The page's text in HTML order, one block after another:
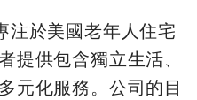
注於美國老年人住宅
提供包含獨立生活、
元化服務。公司的目